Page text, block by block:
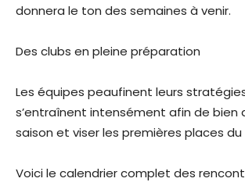
donnera le ton des semaines à venir.
Des clubs en pleine préparation
Les équipes peaufinent leurs
s’entraînent intensément afin de bien
saison et viser les premières places
Voici le calendrier complet des